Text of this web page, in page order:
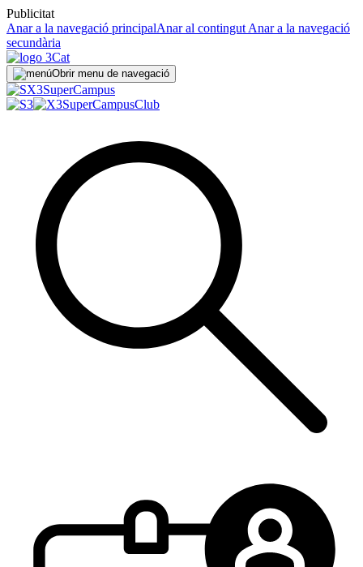
Publicitat
Anar a la navegació principalAnar al contingut Anar a la navegació
secundària
Obrir menu de navegació
SuperCampus
SuperCampusClub